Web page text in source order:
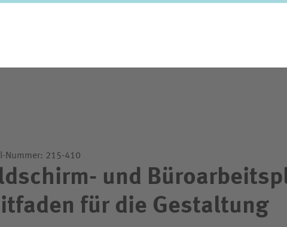
Nummer: 215-410
und
für die Gestaltung